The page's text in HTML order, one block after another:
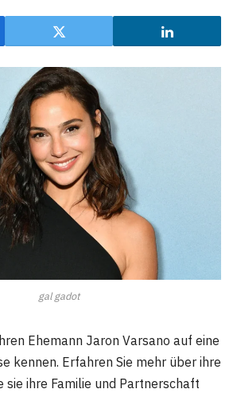
gal gadot
Ehemann Jaron Varsano auf eine
kennen. Erfahren Sie mehr über ihre
sie ihre Familie und Partnerschaft